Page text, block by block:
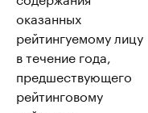
оказанных
рейтингуемому лицу
в течение года,
предшествующего
рейтинговому